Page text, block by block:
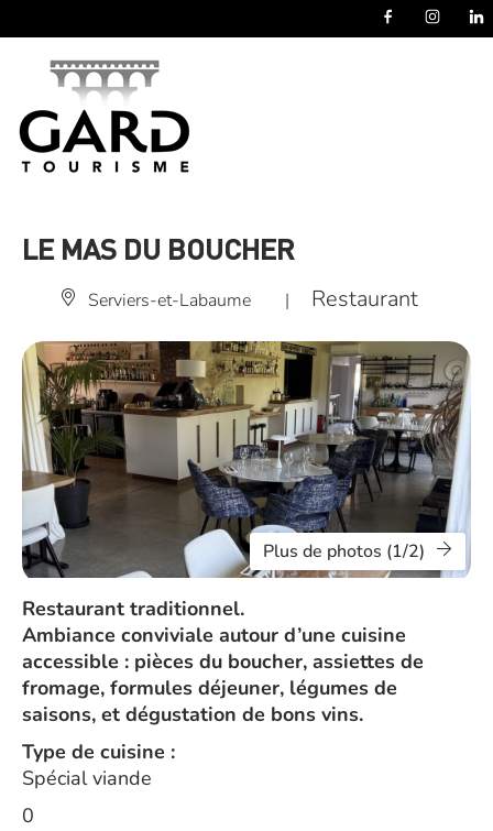
LE MAS DU BOUCHER
Serviers-et-Labaume | Restaurant
Plus de photos (1/2)
Restaurant traditionnel.
Ambiance conviviale autour d’une cuisine
accessible : pièces du boucher, assiettes de
fromage, formules déjeuner, légumes de
saisons, et dégustation de bons vins.
Type de cuisine :
Spécial viande
0